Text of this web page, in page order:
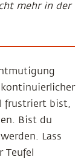
mehr in der
frustriert bist,
Bist du
Lass
Teufel